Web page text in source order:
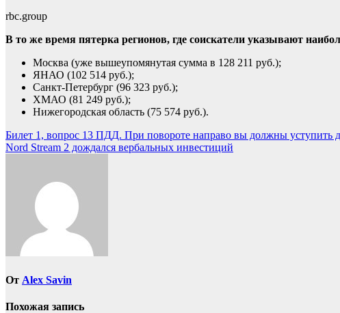
rbc.group
В то же время пятерка регионов, где соискатели указывают
Москва (уже вышеупомянутая сумма в 128 211 руб.);
ЯНАО (102 514 руб.);
Санкт-Петербург (96 323 руб.);
ХМАО (81 249 руб.);
Нижегородская область (75 574 руб.).
Навигация
по
Билет 1, вопрос 13 ПДД. При повороте направо вы должны уступить
Nord Stream 2 дождался вербальных инвестиций
От Alex Savin
Похожая запись